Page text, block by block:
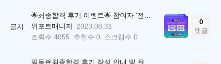
공지
위포트매니저
2023.08.31
조회수 4055 추천수 0 스크랩수 0
0
댓글